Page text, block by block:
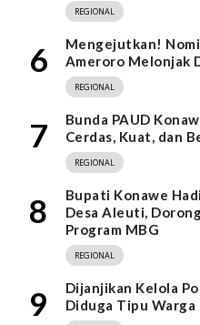
REGIONAL
6
Mengejutkan!
Ameroro Melonjak
REGIONAL
7
Bunda PAUD
Cerdas, Kuat, dan
REGIONAL
8
Bupati Konawe
Desa Aleuti,
Program MBG
REGIONAL
9
Dijanjikan Kelola
Diduga Tipu Warga